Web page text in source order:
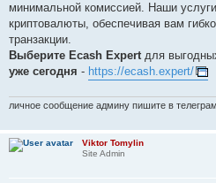
минимальной комиссией. Наши
криптовалюты, обеспечивая вам
транзакции.
Выберите Ecash Expert для
уже сегодня - https://ecash.expert/
личное сообщение админу пишите в
Viktor Tomylin
Site Admin